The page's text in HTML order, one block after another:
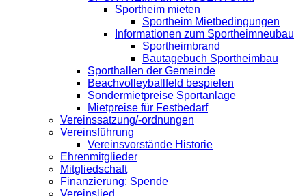
Sportheim mieten
Sportheim Mietbedingungen
Informationen zum Sportheimneubau
Sportheimbrand
Bautagebuch Sportheimbau
Sporthallen der Gemeinde
Beachvolleyballfeld bespielen
Sondermietpreise Sportanlage
Mietpreise für Festbedarf
Vereinssatzung/-ordnungen
Vereinsführung
Vereinsvorstände Historie
Ehrenmitglieder
Mitgliedschaft
Finanzierung: Spende
Vereinslied